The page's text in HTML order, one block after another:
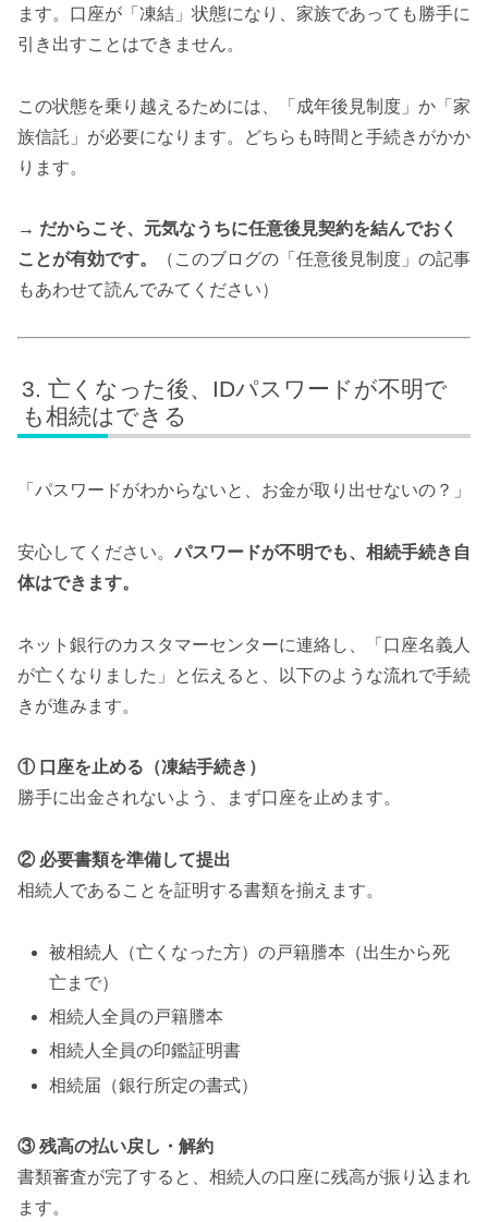
ます。口座が「凍結」状態になり、家族であっても勝手に
引き出すことはできません。
この状態を乗り越えるためには、「成年後見制度」か「家
族信託」が必要になります。どちらも時間と手続きがかか
ります。
→ だからこそ、元気なうちに任意後見契約を結んでおく
ことが有効です。
（このブログの「任意後見制度」の記事
もあわせて読んでみてください）
亡くなった後、IDパスワードが不明で
も相続はできる
「パスワードがわからないと、お金が取り出せないの？」
安心してください。 パスワードが不明でも、相続手続き自
体はできます。
ネット銀行のカスタマーセンターに連絡し、「口座名義人
が亡くなりました」と伝えると、以下のような流れで手続
きが進みます。
① 口座を止める（凍結手続き）
勝手に出金されないよう、まず口座を止めます。
② 必要書類を準備して提出
相続人であることを証明する書類を揃えます。
被相続人（亡くなった方）の戸籍謄本（出生から死
亡まで）
相続人全員の戸籍謄本
相続人全員の印鑑証明書
相続届（銀行所定の書式）
③ 残高の払い戻し・解約
書類審査が完了すると、相続人の口座に残高が振り込まれ
ます。